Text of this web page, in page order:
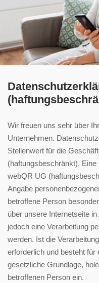
Wir freuen uns sehr über
Unternehmen.
Stellenwert für die
(haftungsbeschränkt).
webQR UG
Angabe
betroffene Person
über unsere Internetseite
jedoch eine Verarbeitung
werden. Ist die
erforderlich und besteht für
gesetzliche Grundlage,
betroffenen Person ein.